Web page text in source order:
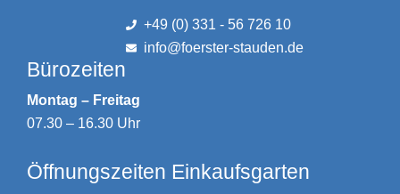
+49 (0) 331 - 56 726 10
info@foerster-stauden.de
Bürozeiten
Montag – Freitag
07.30 – 16.30 Uhr
Öffnungszeiten Einkaufsgarten